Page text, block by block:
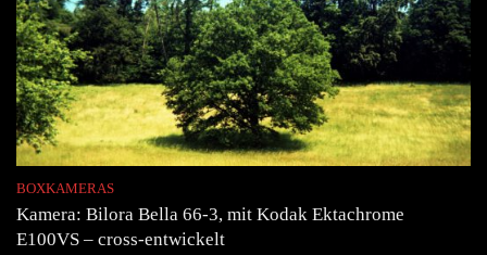
BOXKAMERAS
Kamera: Bilora Bella 66-3, mit Kodak Ektachrome
E100VS – cross-entwickelt